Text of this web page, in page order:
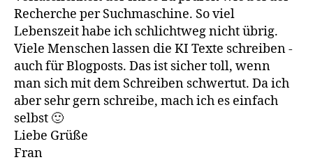
Recherche per Suchmaschine. So viel
Lebenszeit habe ich schlichtweg nicht übrig.
Viele Menschen lassen die KI Texte schreiben -
auch für Blogposts. Das ist sicher toll, wenn
man sich mit dem Schreiben schwertut. Da ich
aber sehr gern schreibe, mach ich es einfach
selbst 🙂
Liebe Grüße
Fran